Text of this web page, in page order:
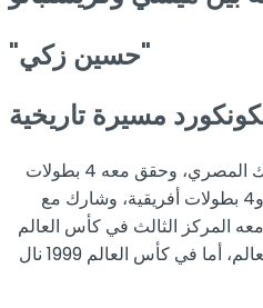
"حسين زكي"
مسيرة تاريخية
ولعب زكي في بداياته مع الزمالك المصري، وحقق معه 4 بطولات
دوري و6 بطولات دوري الكأس و4 بطولات أفريقية، وشارك مع
المركز الثالث في كأس العالم
1996، واختير أفضل لاعب في العالم، أما في كأس العالم 1999 نال